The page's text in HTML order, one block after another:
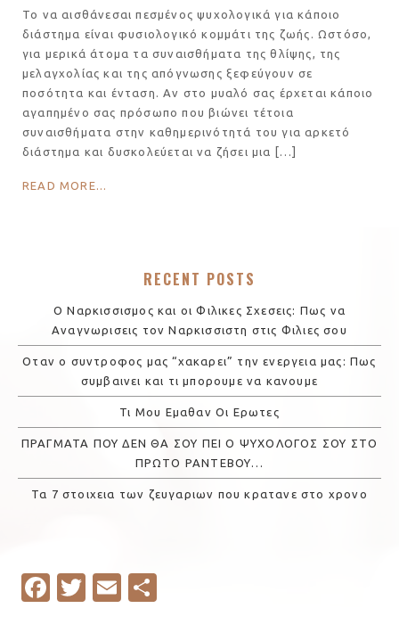
Το να αισθάνεσαι πεσμένος ψυχολογικά για κάποιο
διάστημα είναι φυσιολογικό κομμάτι της ζωής. Ωστόσο,
για μερικά άτομα τα συναισθήματα της θλίψης, της
μελαγχολίας και της απόγνωσης ξεφεύγουν σε
ποσότητα και ένταση. Αν στο μυαλό σας έρχεται κάποιο
αγαπημένο σας πρόσωπο που βιώνει τέτοια
συναισθήματα στην καθημερινότητά του για αρκετό
διάστημα και δυσκολεύεται να ζήσει μια […]
READ MORE...
RECENT POSTS
Ο Ναρκισσισμος και οι Φιλικες Σχεσεις: Πως να
Αναγνωρισεις τον Ναρκισσιστη στις Φιλιες σου
Οταν ο συντροφος μας “χακαρει” την ενεργεια μας: Πως
συμβαινει και τι μπορουμε να κανουμε
Τι Μου Εμαθαν Οι Ερωτες
ΠΡΑΓΜΑΤΑ ΠΟΥ ΔΕΝ ΘΑ ΣΟΥ ΠΕΙ Ο ΨΥΧΟΛΟΓΟΣ ΣΟΥ ΣΤΟ
ΠΡΩΤΟ ΡΑΝΤΕΒΟΥ…
Τα 7 στοιχεια των ζευγαριων που κρατανε στο χρονο
Fa T
E